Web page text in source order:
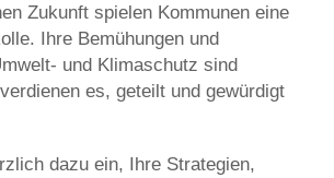
Zukunft spielen Kommunen eine
Ihre Bemühungen und
und Klimaschutz sind
es, geteilt und gewürdigt
dazu ein, Ihre Strategien,